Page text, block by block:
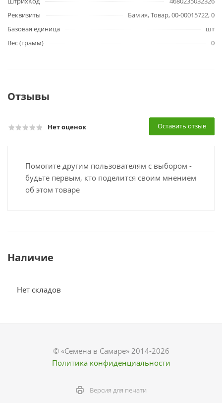
Реквизиты
Бамия, Товар, 00-00015722, 0
Базовая единица
шт
Вес (грамм)
0
Отзывы
Нет оценок Оставить отзыв
Помогите другим пользователям с выбором -
будьте первым, кто поделится своим мнением
об этом товаре
Наличие
Нет складов
© «Семена в Самаре» 2014-2026
Политика конфиденциальности
Версия для печати